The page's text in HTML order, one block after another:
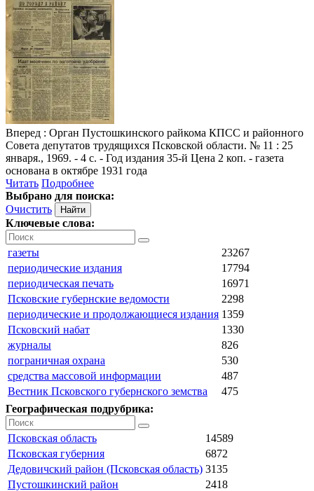
Вперед : Орган Пустошкинского райкома КПСС и районного
Совета депутатов трудящихся Псковской области. № 11 : 25
января., 1969. - 4 с. - Год издания 35-й Цена 2 коп. - газета
основана в октябре 1931 года
Читать Подробнее
Выбрано для поиска:
Очистить
Ключевые слова:
газеты
23267
периодические издания
17794
периодическая печать
16971
Псковские губернские ведомости
2298
периодические и продолжающиеся издания 1359
Псковский набат
1330
журналы
826
пограничная охрана
530
средства массовой информации
487
Вестник Псковского губернского земства
475
Географическая подрубрика:
Псковская область
14589
Псковская губерния
6872
Дедовичский район (Псковская область) 3135
Пустошкинский район
2418